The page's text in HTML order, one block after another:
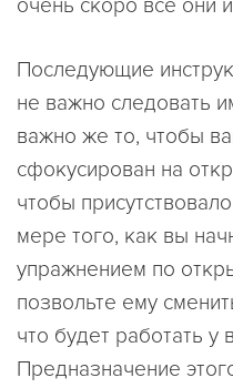
Последующие
не важно следовать
важно же то, чтобы
сфокусирован на
чтобы
мере того, как вы
упражнением по
позвольте ему
что будет работать у
Предназначение